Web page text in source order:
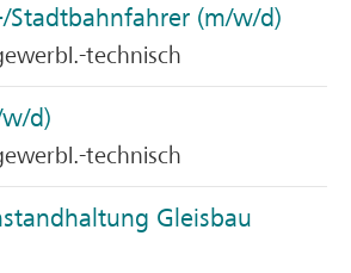
Stadtbahnfahrer (m/w/d)
technisch
d)
technisch
Gleisbau